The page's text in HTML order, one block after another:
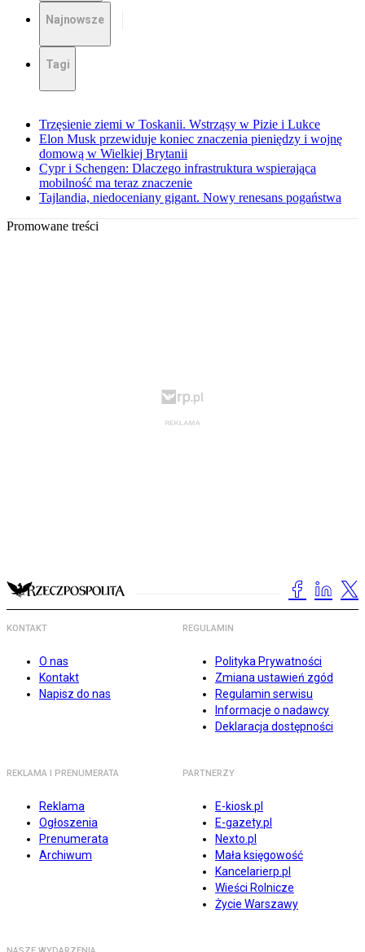
Najnowsze
Tagi
Trzęsienie ziemi w Toskanii. Wstrząsy w Pizie i Lukce
Elon Musk przewiduje koniec znaczenia pieniędzy i wojnę
domową w Wielkiej Brytanii
Cypr i Schengen: Dlaczego infrastruktura wspierająca
mobilność ma teraz znaczenie
Tajlandia, niedoceniany gigant. Nowy renesans pogaństwa
Promowane treści
KONTAKT
O nas
Kontakt
Napisz do nas
REGULAMIN
Polityka Prywatności
Zmiana ustawień zgód
Regulamin serwisu
Informacje o nadawcy
Deklaracja dostępności
REKLAMA I PRENUMERATA
Reklama
Ogłoszenia
Prenumerata
Archiwum
PARTNERZY
E-kiosk.pl
E-gazety.pl
Nexto.pl
Mała księgowość
Kancelarierp.pl
Wieści Rolnicze
Życie Warszawy